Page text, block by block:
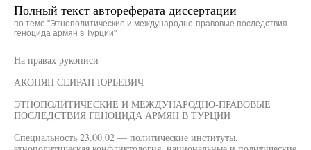
Полный текст автореферата диссертации
по теме "Этнополитические и международно-правовые последствия
геноцида армян в Турции"
На правах рукописи
АКОПЯН СЕИРАН ЮРЬЕВИЧ
ЭТНОПОЛИТИЧЕСКИЕ И МЕЖДУНАРОДНО-ПРАВОВЫЕ
ПОСЛЕДСТВИЯ ГЕНОЦИДА АРМЯН В ТУРЦИИ
Специальность 23.00.02 — политические институты,